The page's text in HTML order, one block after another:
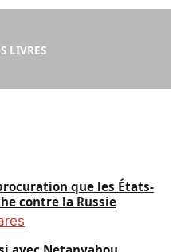
LIVRES
que les États-
contre la Russie